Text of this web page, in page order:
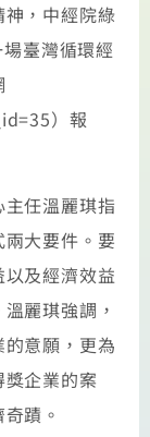
，中經院綠
臺灣循環經
）報
任溫麗琪指
大要件。要
及經濟效益
麗琪強調，
意願，更為
企業的案
蹟。